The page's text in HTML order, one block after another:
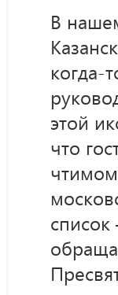
В
когда-
этой
что